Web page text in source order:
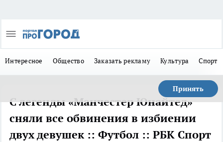
Интересное Общество Заказать рекламу Культура Спорт
Принять
С легенды «Манчестер Юнайтед»
сняли все обвинения в избиении
двух девушек :: Футбол :: РБК Спорт